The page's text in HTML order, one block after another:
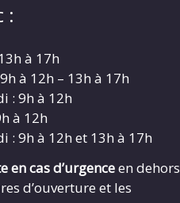
:
à 17h
à 12h – 13h à 17h
: 9h à 12h
à 12h
: 9h à 12h et 13h à 17h
en cas d’urgenceen dehors
d’ouverture et les